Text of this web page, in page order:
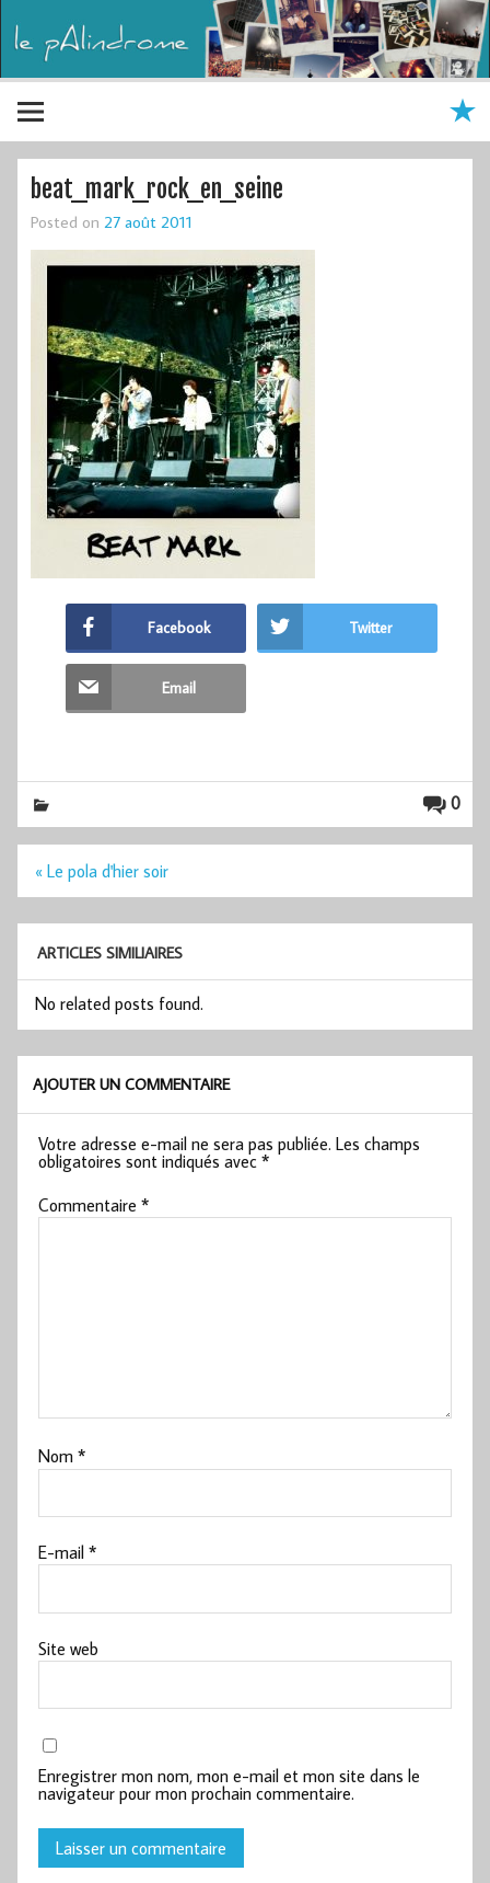
beat_mark_rock_en_seine
Posted on 27 août 2011
Facebook Twitter
Email
0
Navigation
« Le pola d'hier soir
ARTICLES SIMILIAIRES
No related posts found.
AJOUTER UN COMMENTAIRE
Votre adresse e-mail ne sera pas publiée. Les champs
obligatoires sont indiqués avec*
Commentaire*
Nom*
E-mail*
Site web
Enregistrer mon nom, mon e-mail et mon site dans le
navigateur pour mon prochain commentaire.